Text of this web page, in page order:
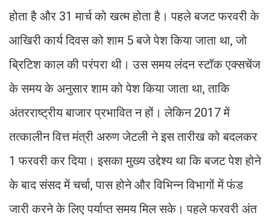
होता है और 31 मार्च को खत्म होता है। पहले बजट फरवरी के
आखिरी कार्य दिवस को शाम 5 बजे पेश किया जाता था, जो
ब्रिटिश काल की परंपरा थी। उस समय लंदन स्टॉक एक्सचेंज
के समय के अनुसार शाम को पेश किया जाता था, ताकि
अंतरराष्ट्रीय बाजार प्रभावित न हों। लेकिन 2017 में
तत्कालीन वित्त मंत्री अरुण जेटली ने इस तारीख को बदलकर
1 फरवरी कर दिया। इसका मुख्य उद्देश्य था कि बजट पेश होने
के बाद संसद में चर्चा, पास होने और विभिन्न विभागों में फंड
जारी करने के लिए पर्याप्त समय मिल सके। पहले फरवरी अंत